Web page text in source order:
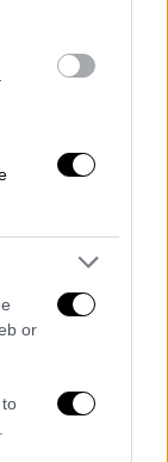
or
wonder
νίκησε τη
στο